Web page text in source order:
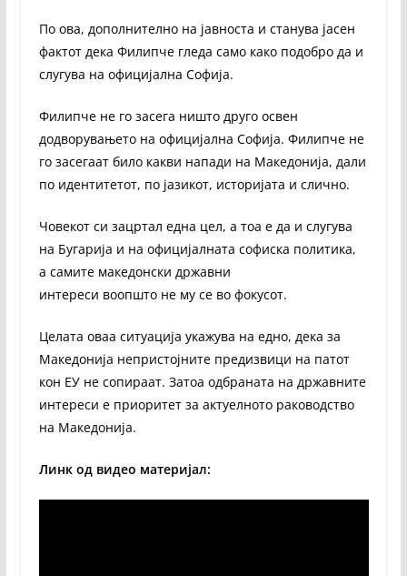
По ова, дополнително на јавноста и станува јасен
фактот дека Филипче гледа само како подобро да и
слугува на официјална Софија.
Филипче не го засега ништо друго освен
додворувањето на официјална Софија. Филипче не
го засегаат било какви напади на Македонија, дали
по идентитетот, по јазикот, историјата и слично.
Човекот си зацртал една цел, а тоа е да и слугува
на Бугарија и на официјалната софиска политика,
а самите македонски државни
интереси воопшто не му се во фокусот.
Целата оваа ситуација укажува на едно, дека за
Македонија непристојните предизвици на патот
кон ЕУ не сопираат. Затоа одбраната на државните
интереси е приоритет за актуелното раководство
на Македонија.
Линк од видео материјал: